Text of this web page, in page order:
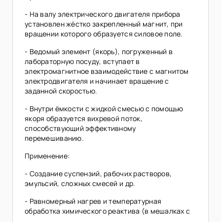
- На валу электрического двигателя прибора
установлен жёстко закрепленный магнит, при
вращении которого образуется силовое поле.
- Ведомый элемент (якорь), погруженный в
лабораторную посуду, вступает в
электромагнитное взаимодействие с магнитом
электродвигателя и начинает вращение с
заданной скоростью.
- Внутри ёмкости с жидкой смесью с помощью
якоря образуется вихревой поток,
способствующий эффективному
перемешиванию.
Применение:
- Создание суспензий, рабочих растворов,
эмульсий, сложных смесей и др.
- Равномерный нагрев и температурная
обработка химического реактива (в мешалках с